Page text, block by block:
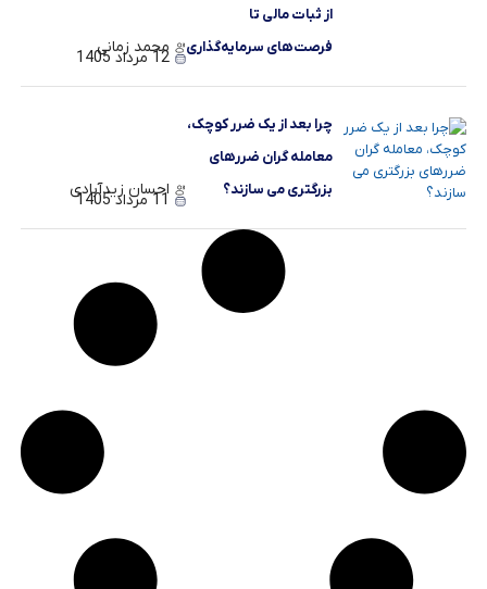
از ثبات مالی تا
فرصت‌های سرمایه‌گذاری
محمد زمانی
12 مرداد 1405
چرا بعد از یک ضرر کوچک،
معامله‌ گران ضررهای
بزرگتری می ‌سازند؟
احسان زیدآبادی
11 مرداد 1405